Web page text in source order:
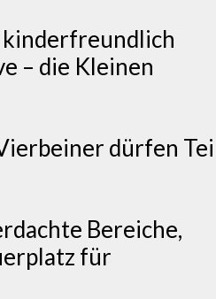
– die Kleinen
dürfen
Bereiche,
für